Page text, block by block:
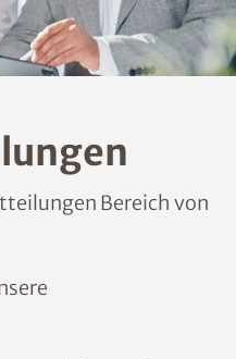
Bereich von